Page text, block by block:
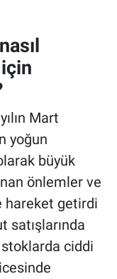
Mart
yoğun
büyük
önlemler ve
hareket getirdi
satışlarında
stoklarda ciddi